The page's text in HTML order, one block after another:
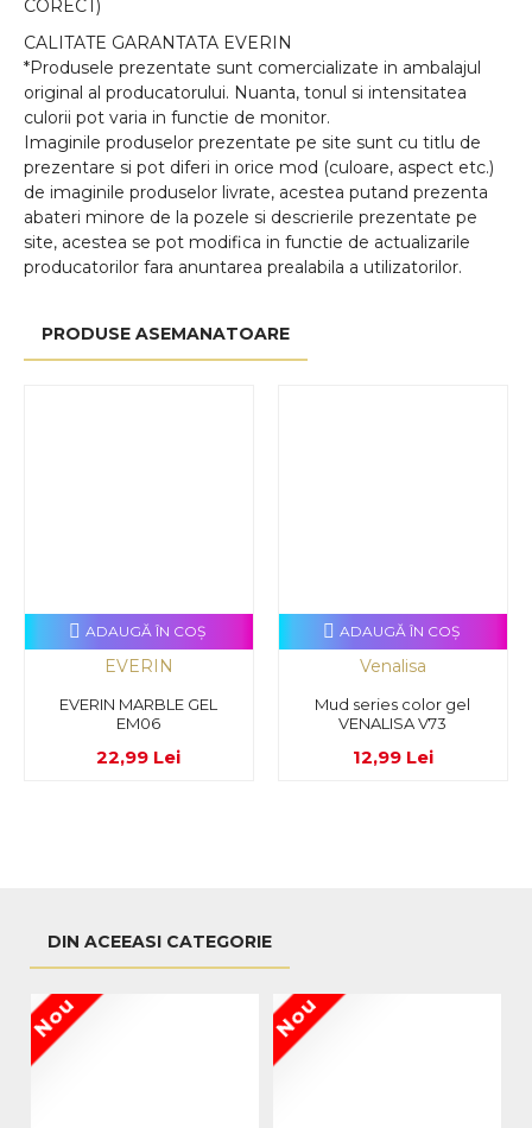
CORECT)
CALITATE GARANTATA EVERIN
*Produsele prezentate sunt comercializate in ambalajul
original al producatorului. Nuanta, tonul si intensitatea
culorii pot varia in functie de monitor.
Imaginile produselor prezentate pe site sunt cu titlu de
prezentare si pot diferi in orice mod (culoare, aspect etc.)
de imaginile produselor livrate, acestea putand prezenta
abateri minore de la pozele si descrierile prezentate pe
site, acestea se pot modifica in functie de actualizarile
producatorilor fara anuntarea prealabila a utilizatorilor.
PRODUSE ASEMANATOARE
EVERIN
EVERIN MARBLE GEL
EM06
22,99 Lei
ADAUGĂ ÎN COŞ
Venalisa
Mud series color gel
VENALISA V73
12,99 Lei
ADAUGĂ ÎN COŞ
DIN ACEEASI CATEGORIE
Nou Nou